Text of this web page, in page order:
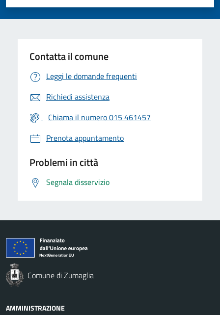
Valuta 5 stelle su 5
Valuta 4 stelle su 5
Valuta 3 stelle su 5
Valuta 2 stelle su 5
Valuta 1 stelle su 5
Contatta il comune
Leggi le domande frequenti
Richiedi assistenza
Chiama il numero 015 461457
Prenota appuntamento
Problemi in città
Segnala disservizio
Comune di Zumaglia
AMMINISTRAZIONE